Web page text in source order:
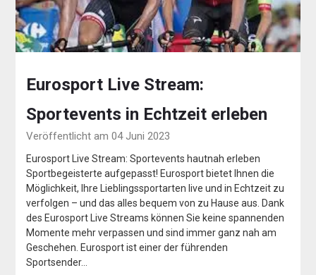
Eurosport Live Stream:
Sportevents in Echtzeit erleben
Veröffentlicht am 04 Juni 2023
Eurosport Live Stream: Sportevents hautnah erleben
Sportbegeisterte aufgepasst! Eurosport bietet Ihnen die
Möglichkeit, Ihre Lieblingssportarten live und in Echtzeit zu
verfolgen – und das alles bequem von zu Hause aus. Dank
des Eurosport Live Streams können Sie keine spannenden
Momente mehr verpassen und sind immer ganz nah am
Geschehen. Eurosport ist einer der führenden
Sportsender…